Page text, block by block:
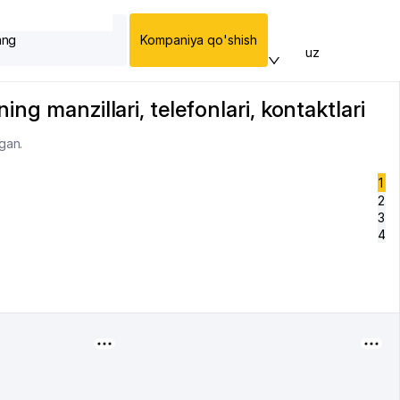
Kompaniya qo'shish
uz
manzillari, telefonlari, kontaktlari
1
2
3
4